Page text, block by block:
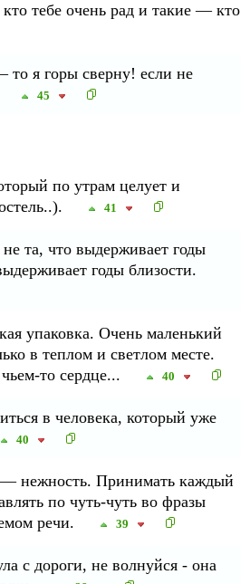
кто тебе очень рад и такие — кто
то я горы сверну! если не
45
по утрам целует и
41
та, что выдерживает годы
годы близости.
упаковка. Очень маленький
в теплом и светлом месте.
то сердце...
40
в человека, который уже
40
— нежность. Принимать каждый
по чуть-чуть во фразы
речи.
39
с дороги, не волнуйся - она